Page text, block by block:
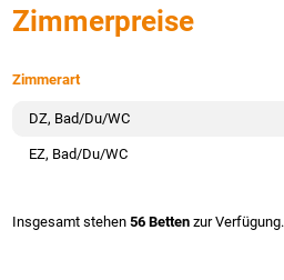
Zimmerpreise
Zimmerart
DZ, Bad/Du/WC
EZ, Bad/Du/WC
Insgesamt stehen56 Betten zur Verfügung.